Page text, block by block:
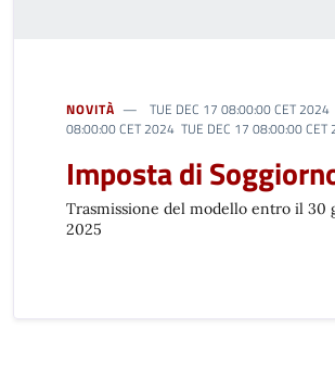
NOVITÀ
TUE DEC 17 08:00:00 CET 2024
08:00:00 CET 2024 TUE DEC 17 08:00:00 CET
Imposta di
Trasmissione del modello entro il 30
2025